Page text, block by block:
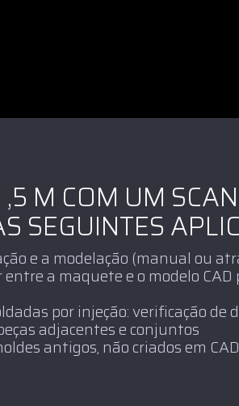
M COM UM
SEGUINTES
e a modelação (manual ou
a maquete e o modelo
por injeção: verificação de
adjacentes e conjuntos
antigos, não criados em